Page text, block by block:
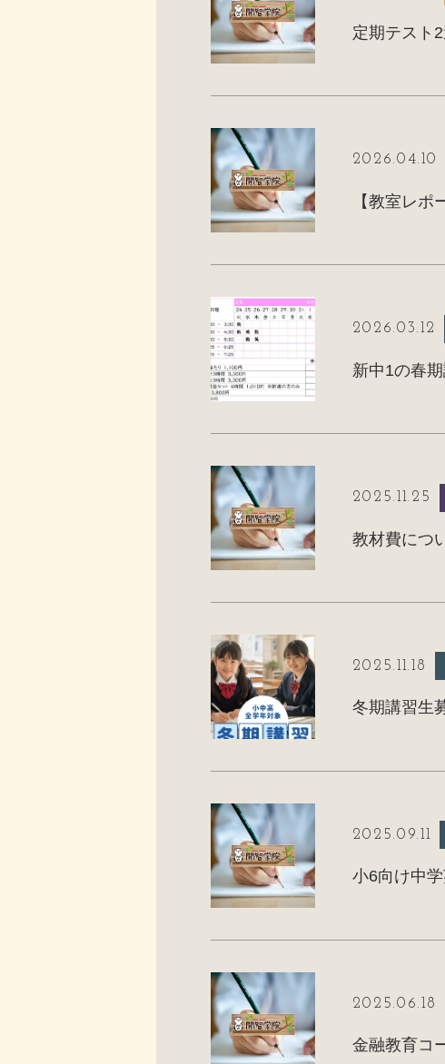
定期テスト
2026.04.10
【教室レ
2026.03.12
新中1の春
2025.11.25
教材費につ
2025.11.18
冬期講習生
2025.09.11
小6向け中
2025.06.18
金融教育コ